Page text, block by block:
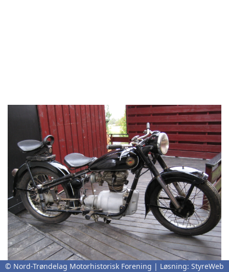
© Nord-Trøndelag Motorhistorisk Forening | Løsning: StyreWeb